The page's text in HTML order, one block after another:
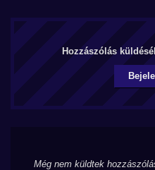
Hozzászólás
Még nem küldtek